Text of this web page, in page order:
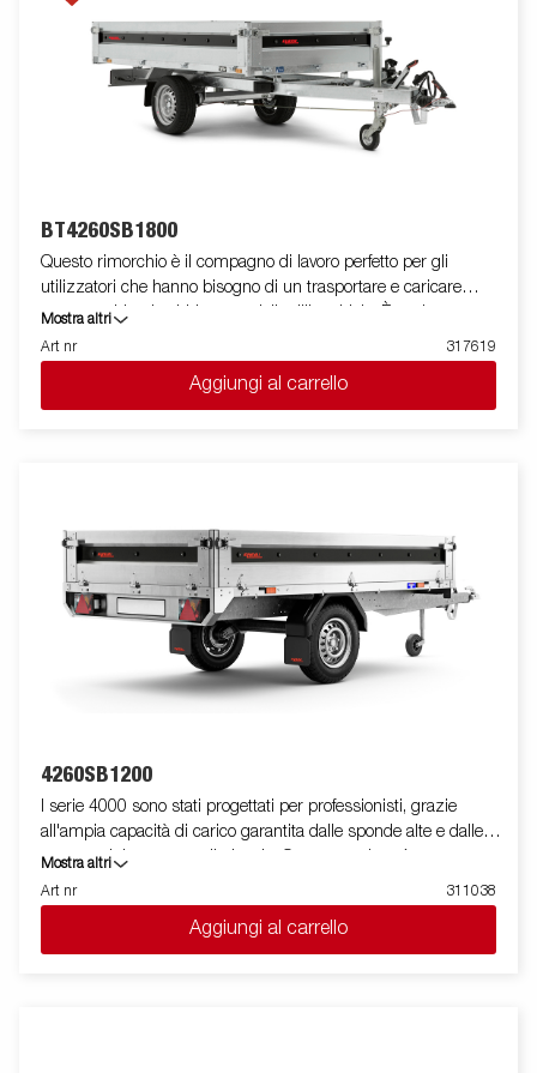
BT4260SB1800
Questo rimorchio è il compagno di lavoro perfetto per gli
utilizzatori che hanno bisogno di un trasportare e caricare
senza problemi sabbia, materiali edili o ghiaia. È anche
un'eccellente scelta per chi desidera trasportare legna da
ardere, fieno o un tosaerba. Il robusto ribaltabile monoasse
unidirezionale è dotato di un pianale in acciaio rinforzato e di un
ribaltabile idraulico manuale per una facile movimentazione. La
montanti su angolari rimovibili e dotate di bottoni per fissare i
teli per centina, rendendo il rimorchio flessibile e adattabile.
All'interno, ci sono sei anelli di ancoraggio integrati rivestiti in
gomma, ciascuno con un carico approvato di 500 kg, che
garantiscono un ancoraggio sicuro e stabile del carico.
Personalizza il rimorchio in base alle tue esigenze con
sovrasponde o altri accessori dalla nostra vasta gamma,
Mostra altri
Art nr
317619
Aggiungi al carrello
4260SB1200
I serie 4000 sono stati progettati per professionisti, grazie
all'ampia capacità di carico garantita dalle sponde alte e dalle
ruote posizionate sotto il pianale. Questa versione è
equipaggiata con sponde in acciaio e mono asse, presenta un
profilo in acciaio rinforzato posto attorno al pianale utile a
carico. I punti di fissaggio posizionati sul profilo in acciaio,
Mostra altri
Art nr
311038
Aggiungi al carrello